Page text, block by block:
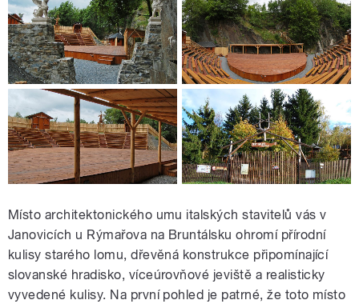
Místo architektonického umu italských stavitelů vás v
Janovicích u Rýmařova na Bruntálsku ohromí přírodní
kulisy starého lomu, dřevěná konstrukce připomínající
slovanské hradisko, víceúrovňové jeviště a realisticky
vyvedené kulisy. Na první pohled je patrné, že toto místo